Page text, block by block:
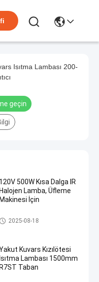
Isıtma Lambası 200-
geçin
120V 500W Kısa Dalga IR
Halojen Lamba, Üfleme
Makinesi İçin
IR Halojen Lambalar
2025-08-18
Kuvars Kızılötesi
Isıtma Lambası 1500mm
R7ST Taban